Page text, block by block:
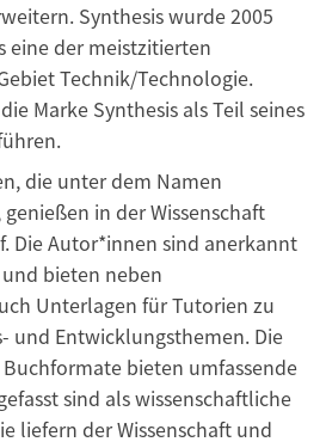
Synthesis wurde 2005
eine der meistzitierten
Technik/Technologie.
Marke Synthesis als Teil seines
die unter dem Namen
in der Wissenschaft
Die Autor*innen sind anerkannt
bieten neben
Unterlagen für Tutorien zu
und Entwicklungsthemen. Die
bieten umfassende
sind als wissenschaftliche
liefern der Wissenschaft und